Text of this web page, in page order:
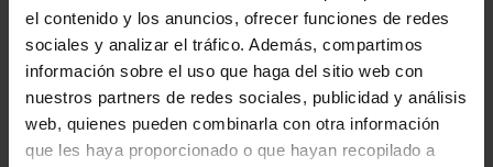
el contenido y los anuncios, ofrecer funciones de redes
sociales y analizar el tráfico. Además, compartimos
información sobre el uso que haga del sitio web con
nuestros partners de redes sociales, publicidad y análisis
web, quienes pueden combinarla con otra información
que les haya proporcionado o que hayan recopilado a
También te puede interesar